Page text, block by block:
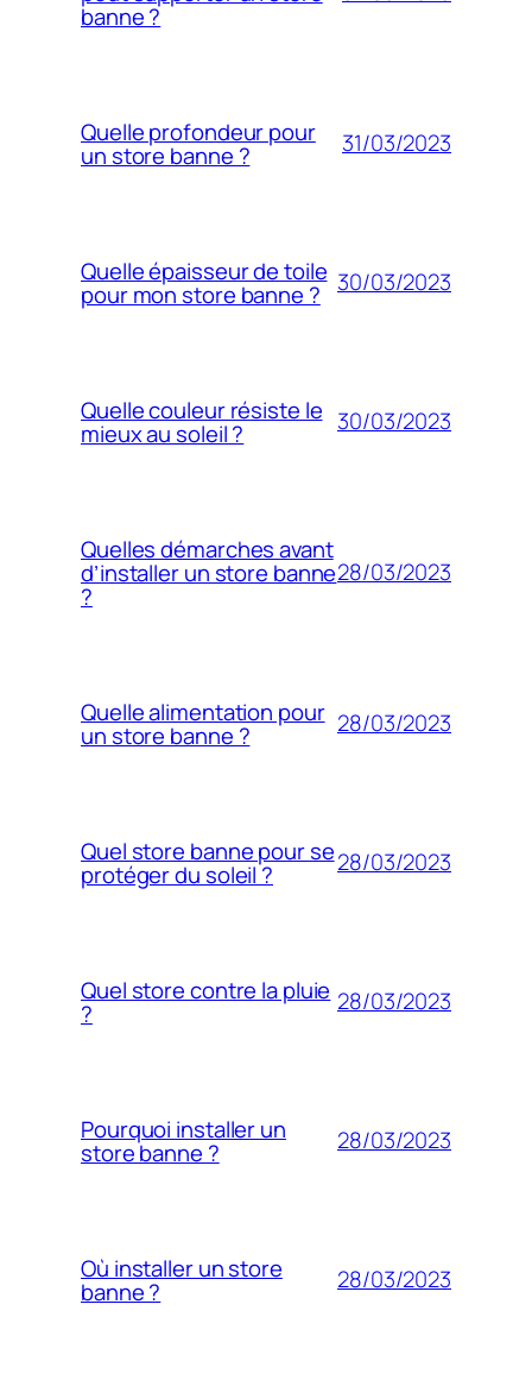
banne ?
Quelle profondeur pour
un store banne ? 31/03/2023
Quelle épaisseur de toile
pour mon store banne ? 30/03/2023
Quelle couleur résiste le
mieux au soleil ? 30/03/2023
Quelles démarches avant
d’installer un store banne
?
28/03/2023
Quelle alimentation pour
un store banne ? 28/03/2023
Quel store banne pour se
protéger du soleil ? 28/03/2023
Quel store contre la pluie
? 28/03/2023
Pourquoi installer un
store banne ? 28/03/2023
Où installer un store
banne ? 28/03/2023